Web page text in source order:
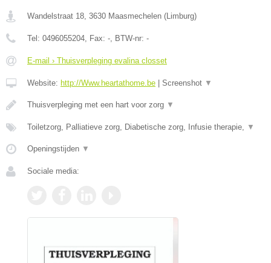
Wandelstraat 18, 3630 Maasmechelen (Limburg)
Tel: 0496055204, Fax: -, BTW-nr: -
E-mail › Thuisverpleging evalina closset
Website: http://Www.heartathome.be Screenshot ▼
Thuisverpleging met een hart voor zorg ▼
Toiletzorg, Palliatieve zorg, Diabetische zorg, Infusie therapie, ▼
Openingstijden ▼
Sociale media: